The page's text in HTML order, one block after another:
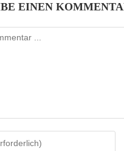
EINEN